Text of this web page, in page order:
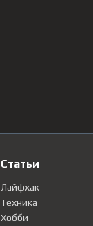
Статьи
Лайфхак
Техника
Хобби